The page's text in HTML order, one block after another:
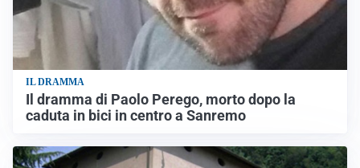
IL DRAMMA
Il dramma di Paolo Perego, morto dopo la
caduta in bici in centro a Sanremo